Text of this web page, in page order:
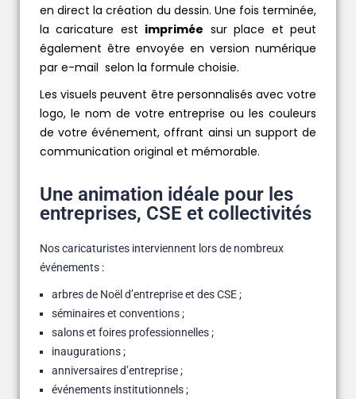
en direct la création du dessin. Une fois terminée,
la caricature est imprimée sur place et peut
également être envoyée en version numérique
par e-mail selon la formule choisie.
Les visuels peuvent être personnalisés avec votre
logo, le nom de votre entreprise ou les couleurs
de votre événement, offrant ainsi un support de
communication original et mémorable.
Une animation idéale pour les
entreprises, CSE et collectivités
Nos caricaturistes interviennent lors de nombreux
événements :
arbres de Noël d’entreprise et des CSE ;
séminaires et conventions ;
salons et foires professionnelles ;
inaugurations ;
anniversaires d’entreprise ;
événements institutionnels ;